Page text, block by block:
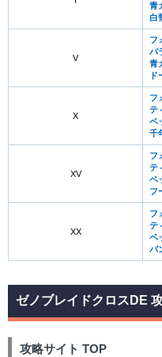
青
白
V
フ
パ
青
X
フ
テ
ペ
千
XV
フ
テ
ペ
フ
XX
フ
テ
ペ
バ
ゼノブレイドクロスDE
攻略サイト TOP